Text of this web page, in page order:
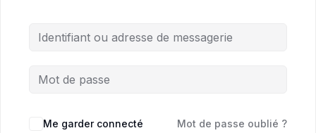
Me garder connecté Mot de passe oublié ?